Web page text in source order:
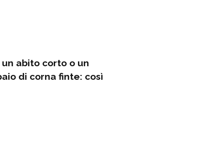
abito corto o un
di corna finte: così